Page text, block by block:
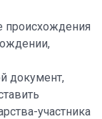
происхождения
документ,
участника